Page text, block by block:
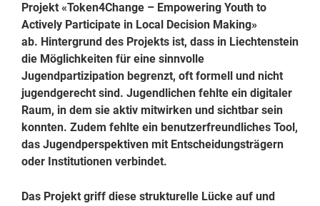
Projekt «Token4Change – Empowering Youth to
Actively Participate in Local Decision Making»
ab. Hintergrund des Projekts ist, dass in Liechtenstein
die Möglichkeiten für eine sinnvolle
Jugendpartizipation begrenzt, oft formell und nicht
jugendgerecht sind. Jugendlichen fehlte ein digitaler
Raum, in dem sie aktiv mitwirken und sichtbar sein
konnten. Zudem fehlte ein benutzerfreundliches Tool,
das Jugendperspektiven mit Entscheidungsträgern
oder Institutionen verbindet.
Das Projekt griff diese strukturelle Lücke auf und